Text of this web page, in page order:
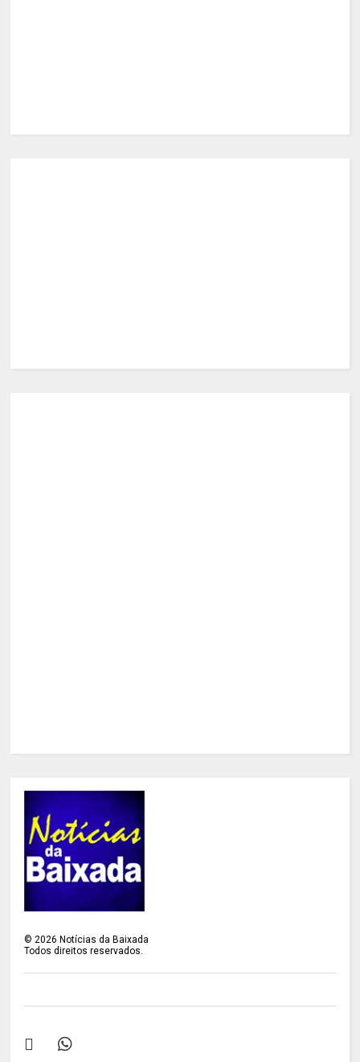
©2026 Notícias da Baixada
Todos direitos reservados.